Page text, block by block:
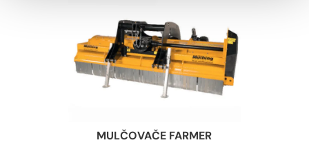
MULČOVAČE FARMER